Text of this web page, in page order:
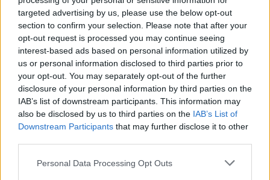
targeted advertising by us, please use the below opt-out
section to confirm your selection. Please note that after your
opt-out request is processed you may continue seeing
interest-based ads based on personal information utilized by
us or personal information disclosed to third parties prior to
your opt-out. You may separately opt-out of the further
disclosure of your personal information by third parties on the
IAB’s list of downstream participants. This information may
also be disclosed by us to third parties on the IAB’s List of
Downstream Participants that may further disclose it to other
Please note that this website/app uses one or more Google
Personal Data Processing Opt Outs
funzionalità, rendendo ogni visita un’esperienza
memorabile.
AUTORE
Staff